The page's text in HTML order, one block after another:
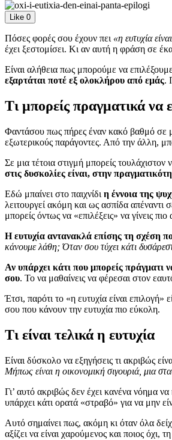
Like 0
Πόσες φορές σου έχουν πει «η ευτυχία
έχει ξεστομίσει. Κι αν αυτή η φράση σε
Είναι αλήθεια πως μπορούμε να
εξαρτάται ποτέ εξ ολοκλήρου από εμάς.
Τι μπορείς πραγματικά να
Φαντάσου πως πήρες έναν κακό βαθμό σε
εξωτερικούς παράγοντες. Από την άλλη,
Σε μια τέτοια στιγμή μπορείς τουλάχιστον
στις δυσκολίες είναι, στην
Εδώ μπαίνει στο παιχνίδι η έννοια της
λειτουργεί ακόμη και ως ασπίδα απέναντι
μπορείς όντως να «επιλέξεις» να γίνεις
Η ευτυχία αντανακλά επίσης τη σχέση
κάνουμε λάθη; Όταν σου τύχει κάτι
Αν υπάρχει κάτι που μπορείς πράγματι
σου. Το να μαθαίνεις να φέρεσαι στον
Έτσι, παρότι το «η ευτυχία είναι
σου που κάνουν την ευτυχία πιο εύκολη.
Τι είναι τελικά η ευτυχία
Είναι δύσκολο να εξηγήσεις τι ακριβώς
Μήπως είναι η οικονομική σιγουριά, μια
Γι’ αυτό ακριβώς δεν έχει κανένα νόημα
υπάρχει κάτι ορατά «στραβό» για να μην
Αυτό σημαίνει πως, ακόμη κι όταν όλα
αξίζει να είναι χαρούμενος και ποιος